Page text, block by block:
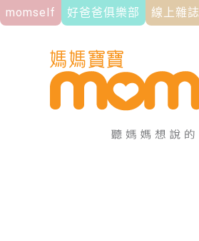
momself 好爸爸俱樂部 線上雜誌